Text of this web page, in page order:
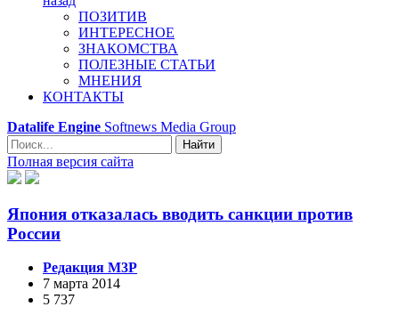
ПОЗИТИВ
ИНТЕРЕСНОЕ
ЗНАКОМСТВА
ПОЛЕЗНЫЕ СТАТЬИ
МНЕНИЯ
КОНТАКТЫ
Datalife Engine Softnews Media Group
Найти
Полная версия сайта
Япония отказалась вводить санкции против
России
Редакция М3Р
7 марта 2014
5 737